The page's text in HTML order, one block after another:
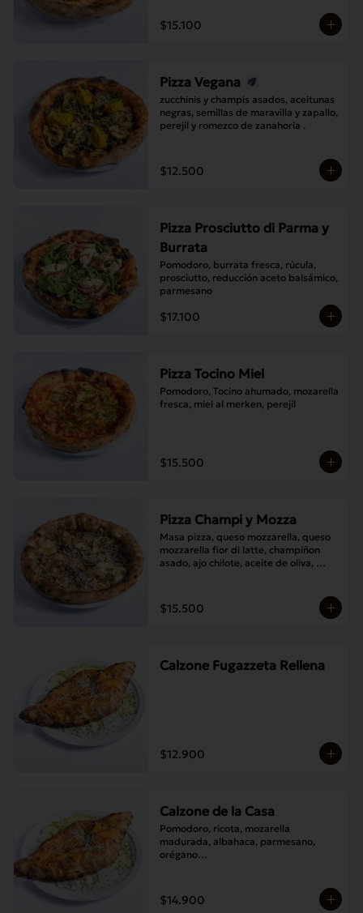
$15.100
Pizza Vegana
zucchinis y champis asados, aceitunas
negras, semillas de maravilla y zapallo,
perejil y romezco de zanahoria .
$12.500
Pizza Prosciutto di Parma y
Burrata
Pomodoro, burrata fresca, rúcula,
prosciutto, reducción aceto balsámico,
parmesano
$17.100
Pizza Tocino Miel
Pomodoro, Tocino ahumado, mozarella
fresca, miel al merken, perejil
$15.500
Pizza Champi y Mozza
Masa pizza, queso mozzarella, queso
mozzarella fior di latte, champiñon
asado, ajo chilote, aceite de oliva,
$15.500
Calzone Fugazzeta Rellena
$12.900
Calzone de la Casa
Pomodoro, ricota, mozarella
madurada, albahaca, parmesano,
orégano
Champignones asados,
Berenjenas asadas.
$14.900